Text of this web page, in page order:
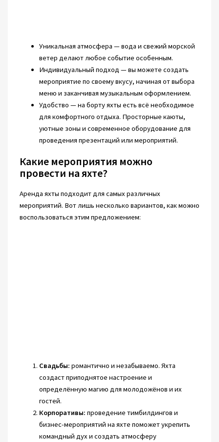
Уникальная атмосфера — вода и свежий морской
ветер делают любое событие особенным.
Индивидуальный подход — вы можете создать
мероприятие по своему вкусу, начиная от выбора
меню и заканчивая музыкальным оформлением.
Удобство — на борту яхты есть всё необходимое
для комфортного отдыха. Просторные каюты,
уютные зоны и современное оборудование для
проведения презентаций или мероприятий.
Какие мероприятия можно
провести на яхте?
Аренда яхты подходит для самых различных
мероприятий. Вот лишь несколько вариантов, как можно
воспользоваться этим предложением:
Свадьбы: романтично и незабываемо. Яхта
создаст приподнятое настроение и
определённую магию для молодожёнов и их
гостей.
Корпоративы: проведение тимбилдингов и
бизнес-мероприятий на яхте поможет укрепить
командный дух и создать атмосферу